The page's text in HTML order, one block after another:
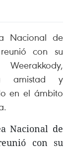
Nacional de
con su
amistad y
en el ámbito
Nacional de
con su